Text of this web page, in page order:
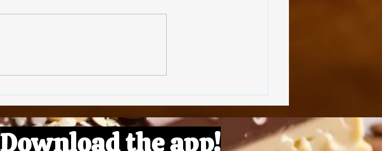
Download the app!